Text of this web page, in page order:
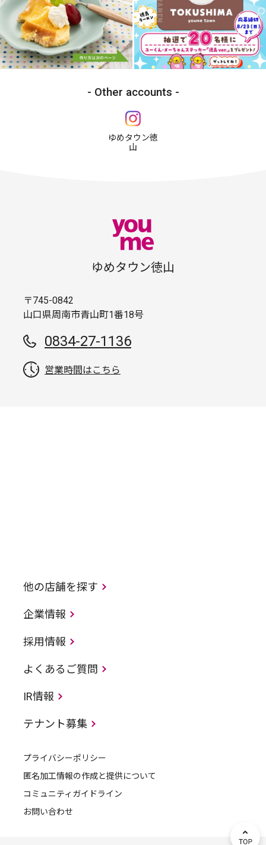
Other accounts
ゆめタウン徳
山
ゆめタウン徳山
〒745-0842
山口県周南市青山町1番18号
0834-27-1136
営業時間はこちら
他の店舗を探す
企業情報
採用情報
よくあるご質問
IR情報
テナント募集
プライバシーポリシー
匿名加工情報の作成と提供について
コミュニティガイドライン
お問い合わせ